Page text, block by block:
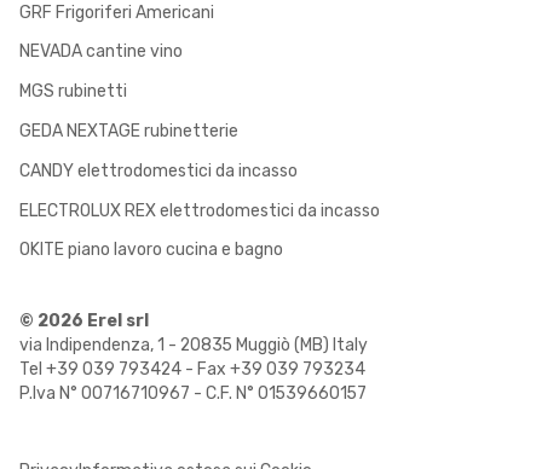
GRF Frigoriferi Americani
NEVADA cantine vino
MGS rubinetti
GEDA NEXTAGE rubinetterie
CANDY elettrodomestici da incasso
ELECTROLUX REX elettrodomestici da incasso
OKITE piano lavoro cucina e bagno
© 2026 Erel srl
via Indipendenza, 1 - 20835 Muggiò (MB) Italy
Tel +39 039 793424 - Fax +39 039 793234
P.Iva N° 00716710967 - C.F. N° 01539660157